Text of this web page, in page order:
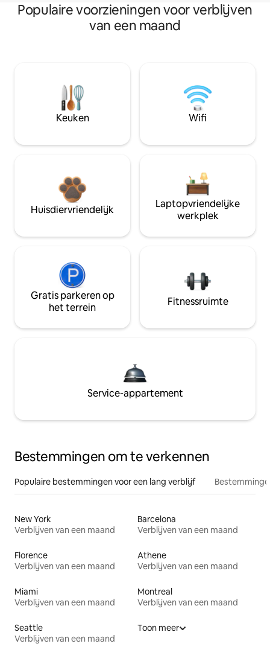
Populaire voorzieningen voor verblijven
van een maand
Keuken Wifi
Huisdiervriendelijk
Laptopvriendelijke
werkplek
Gratis parkeren op
het terrein
Fitnessruimte
Service-appartement
Bestemmingen om te verkennen
Populaire bestemmingen voor een lang verblijf
New York
Verblijven van een maand
Barcelona
Verblijven van een maand
Florence
Verblijven van een maand
Athene
Verblijven van een maand
Miami
Verblijven van een maand
Montreal
Verblijven van een maand
Seattle
Verblijven van een maand
Toon meer